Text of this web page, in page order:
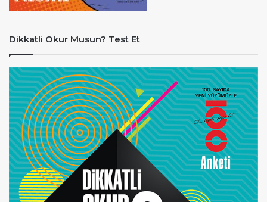
Dikkatli Okur Musun? Test Et